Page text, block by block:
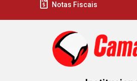
Notas Fiscais